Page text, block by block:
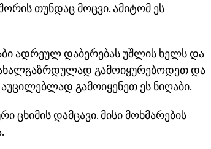
თუნდაც მოცვი. ამიტომ ეს
ადრეულ დაბერებას უშლის ხელს და
ახალგაზრდულად გამოიყურებოდეთ და
გამოიყენეთ ეს ნიღაბი.
დამცავი. მისი მოხმარების